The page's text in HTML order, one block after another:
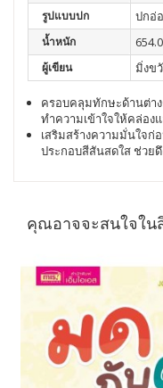
รูปแบบปก ปกอ่
น้ำหนัก
ผู้เขียน มิ่งข
ครอบคลุมทักษะด้านต่า
ทำความเข้าใจให้คล่อง
เสริมสร้างความมั่นใจก่
ประกอบสีสันสดใส ช่วย
คุณอาจจะสนใจใน